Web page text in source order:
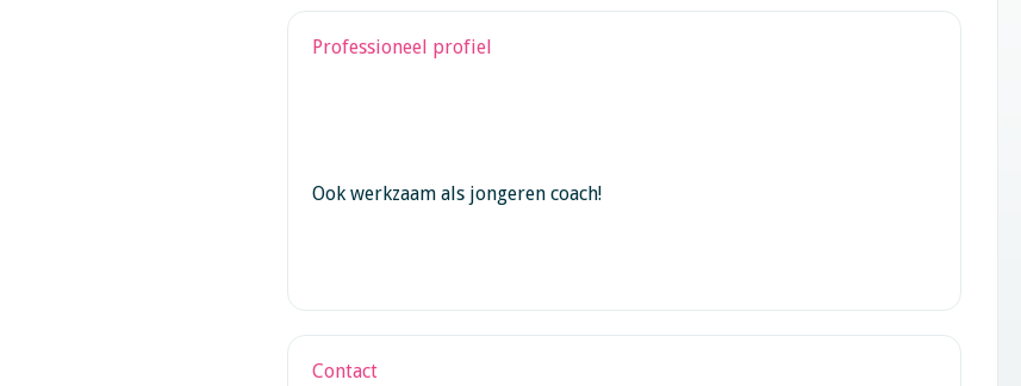
Professioneel profiel
Ook werkzaam als jongeren coach!
Contact